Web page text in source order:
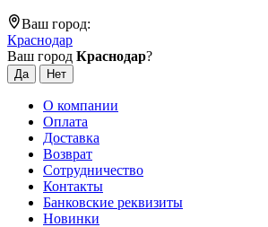
Ваш город:
Краснодар
Ваш город Краснодар?
О компании
Оплата
Доставка
Возврат
Сотрудничество
Контакты
Банковские реквизиты
Новинки